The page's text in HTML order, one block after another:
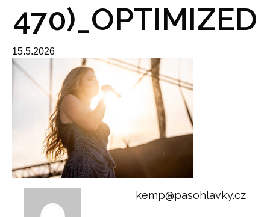
470)_OPTIMIZED
15.5.2026
kemp@pasohlavky.cz